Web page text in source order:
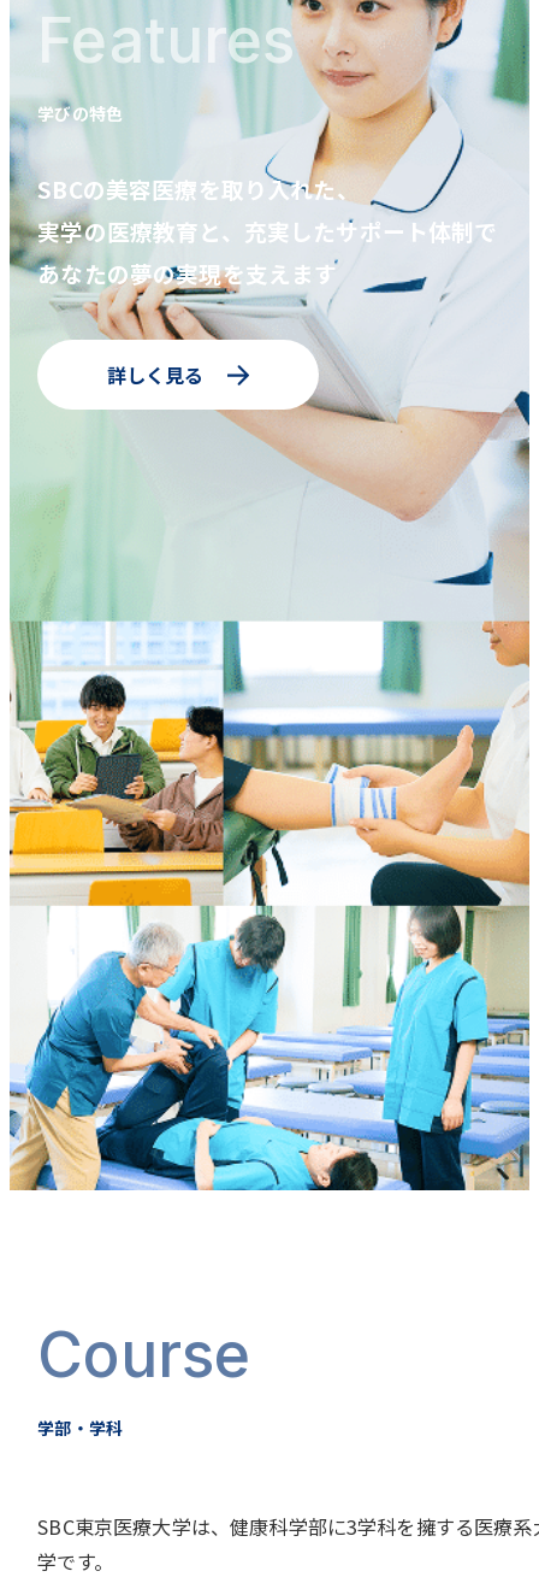
Features
学びの特色
SBCの美容医療を取り入れた、
実学の医療教育と、充実したサポート体制で
あなたの夢の実現を支えます
詳しく見る
Course
学部・学科
SBC東京医療大学は、健康科学部に3学科を擁する医療系
学です。